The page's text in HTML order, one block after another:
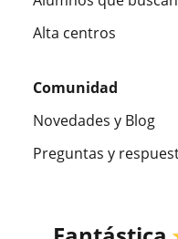
Alta centros
Comunidad
Novedades y Blog
Preguntas y